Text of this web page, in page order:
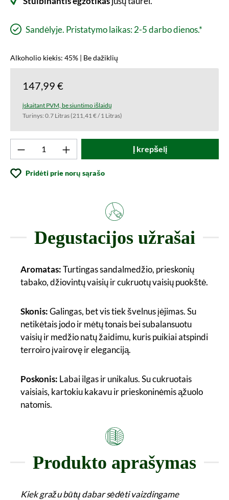
Sandėlyje. Pristatymo laikas: 2-5 darbo dienos.*
Alkoholio kiekis: 45% | Be dažiklių
147,99 €
įskaitant PVM, be siuntimo išlaidų
Turinys: 0.7 Litras(211,41 € / 1 Litras)
Produkto kiekis: Įveskite norimą vertę
Į krepšelį
Pridėti prie norų sąrašo
Degustacijos užrašai
Aromatas:Turtingas sandalmedžio, prieskonių
tabako, džiovintų vaisių ir cukruotų vaisių puokštė.
Skonis:Galingas, bet vis tiek švelnus įėjimas. Su
netikėtais jodo ir mėtų tonais bei subalansuotu
vaisių ir medžio natų žaidimu, kuris puikiai atspindi
terroiro įvairovę ir eleganciją.
Poskonis: Labai ilgas ir unikalus. Su cukruotais
vaisiais, kartokiu kakavu ir prieskoninėmis ąžuolo
natomis.
Produkto aprašymas
Kiek gražu būtų dabar sėdėti vaizdingame